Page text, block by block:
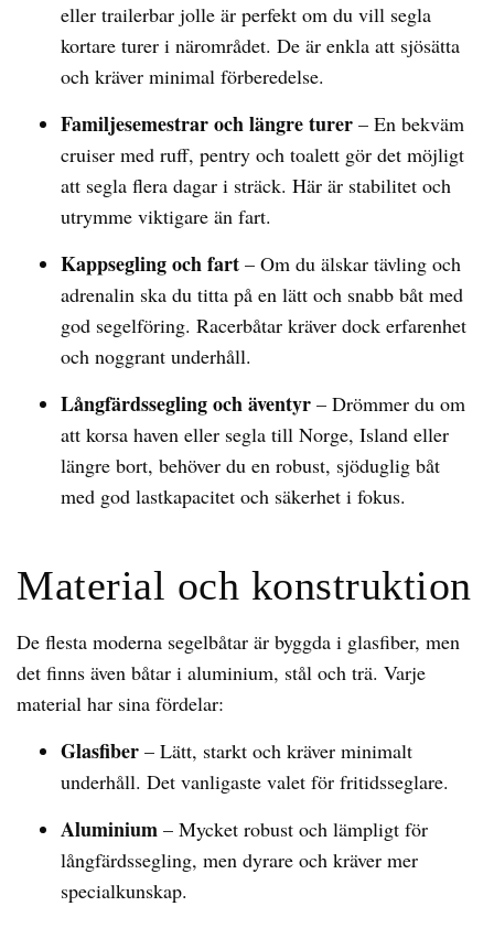
eller trailerbar jolle är perfekt om du vill segla
kortare turer i närområdet. De är enkla att sjösätta
och kräver minimal förberedelse.
Familjesemestrar och längre turer – En bekväm
cruiser med ruff, pentry och toalett gör det möjligt
att segla flera dagar i sträck. Här är stabilitet och
utrymme viktigare än fart.
Kappsegling och fart – Om du älskar tävling och
adrenalin ska du titta på en lätt och snabb båt med
god segelföring. Racerbåtar kräver dock erfarenhet
och noggrant underhåll.
Långfärdssegling och äventyr – Drömmer du om
att korsa haven eller segla till Norge, Island eller
längre bort, behöver du en robust, sjöduglig båt
med god lastkapacitet och säkerhet i fokus.
Material och konstruktion
De flesta moderna segelbåtar är byggda i glasfiber, men
det finns även båtar i aluminium, stål och trä. Varje
material har sina fördelar:
Glasfiber – Lätt, starkt och kräver minimalt
underhåll. Det vanligaste valet för fritidsseglare.
Aluminium – Mycket robust och lämpligt för
långfärdssegling, men dyrare och kräver mer
specialkunskap.